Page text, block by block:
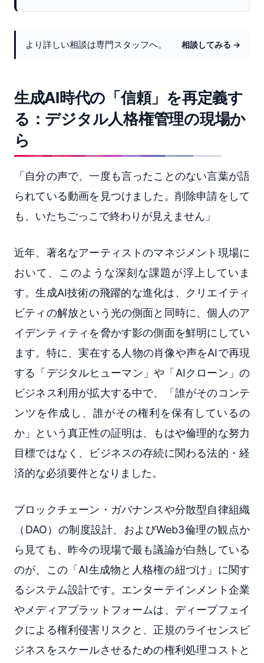
より詳しい相談は専門スタッフへ。 相談してみる →
生成AI時代の「信頼」を再定義す
る：デジタル人格権管理の現場か
ら
「自分の声で、一度も言ったことのない言葉が語
られている動画を見つけました。削除申請をして
も、いたちごっこで終わりが見えません」
近年、著名なアーティストのマネジメント現場に
おいて、このような深刻な課題が浮上していま
す。生成AI技術の飛躍的な進化は、クリエイティ
ビティの解放という光の側面と同時に、個人のア
イデンティティを脅かす影の側面を鮮明にしてい
ます。特に、実在する人物の肖像や声をAIで再現
する「デジタルヒューマン」や「AIクローン」の
ビジネス利用が拡大する中で、「誰がそのコンテ
ンツを作成し、誰がその権利を保有しているの
か」という真正性の証明は、もはや倫理的な努力
目標ではなく、ビジネスの存続に関わる法的・経
済的な必須要件となりました。
ブロックチェーン・ガバナンスや分散型自律組織
（DAO）の制度設計、およびWeb3倫理の観点か
ら見ても、昨今の現場で最も議論が白熱している
のが、この「AI生成物と人格権の紐づけ」に関す
るシステム設計です。エンターテインメント企業
やメディアプラットフォームは、ディープフェイ
クによる権利侵害リスクと、正規のライセンスビ
ジネスをスケールさせるための権利処理コストと